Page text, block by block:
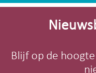
Site-
Blijf op de